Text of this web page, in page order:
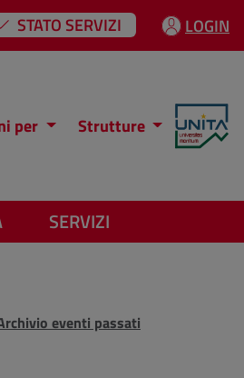
STATO SERVIZI LOGIN
per Strutture
SERVIZI
eventi passati